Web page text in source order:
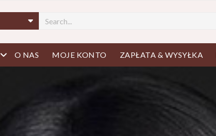
otwórz menu
O NAS MOJE KONTO ZAPŁATA & WYSYŁKA